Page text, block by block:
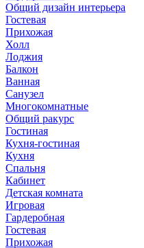
Общий дизайн интерьера
Гостевая
Прихожая
Холл
Лоджия
Балкон
Ванная
Санузел
Многокомнатные
Общий ракурс
Гостиная
Кухня-гостиная
Кухня
Спальня
Кабинет
Детская комната
Игровая
Гардеробная
Гостевая
Прихожая